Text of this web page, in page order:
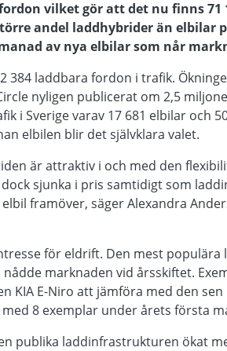
vilket gör att det nu finns 71
andel laddhybrider än elbilar
av nya elbilar som når
384 laddbara fordon i trafik.
nyligen publicerat om 2,5
i Sverige varav 17 681 elbilar och
elbilen blir det självklara valet.
är attraktiv i och med den
sjunka i pris samtidigt som
framöver, säger Alexandra
för eldrift. Den mest populära
marknaden vid årsskiftet.
KIA E-Niro att jämföra med den sen
8 exemplar under årets första
publika laddinfrastrukturen ökat